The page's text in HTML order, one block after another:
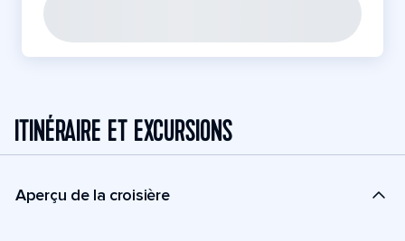
ITINÉRAIRE ET EXCURSIONS
Aperçu de la croisière